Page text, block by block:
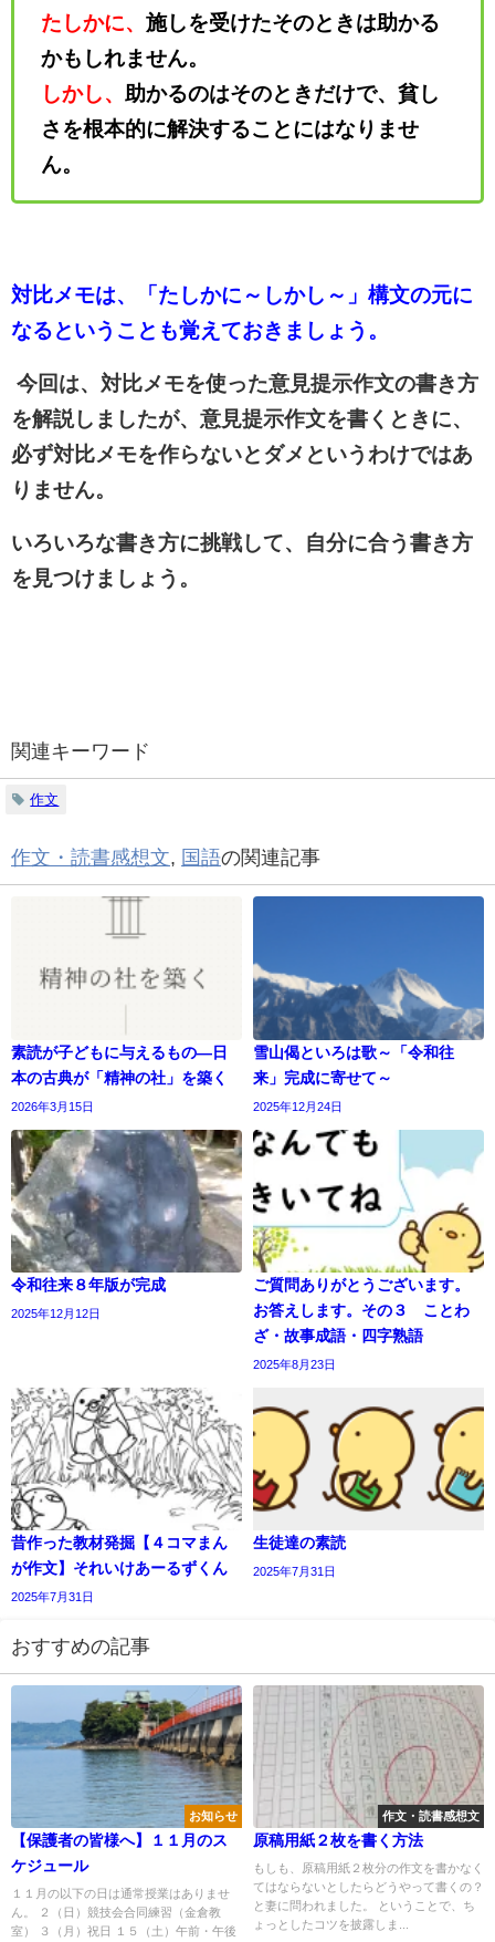
たしかに、 施しを受けたそのときは助かる
かもしれません。
しかし、
助かるのはそのときだけで、貧し
さを根本的に解決することにはなりませ
ん。
対比メモは、「たしかに～しかし～」構文の元に
なるということも覚えておきましょう。
今回は、対比メモを使った意見提示作文の書き方
を解説しましたが、意見提示作文を書くときに、
必ず対比メモを作らないとダメというわけではあ
りません。
いろいろな書き方に挑戦して、自分に合う書き方
を見つけましょう。
関連キーワード
作文
作文・読書感想文, 国語の関連記事
素読が子どもに与えるもの―日
本の古典が「精神の社」を築く
2026年3月15日
雪山偈といろは歌～「令和往
来」完成に寄せて～
2025年12月24日
令和往来８年版が完成
2025年12月12日
ご質問ありがとうございます。
お答えします。その３ ことわ
ざ・故事成語・四字熟語
2025年8月23日
昔作った教材発掘【４コマまん
が作文】それいけあーるずくん
2025年7月31日
生徒達の素読
2025年7月31日
おすすめの記事
お知らせ
【保護者の皆様へ】１１月のス
ケジュール
１１月の以下の日は通常授業はありませ
ん。 ２（日）競技会合同練習（金倉教
室） ３（月）祝日 １５（土）午前・午後
作文・読書感想文
原稿用紙２枚を書く方法
もしも、原稿用紙２枚分の作文を書かなく
てはならないとしたらどうやって書くの？
と妻に問われました。 ということで、ち
ょっとしたコツを披露しま...